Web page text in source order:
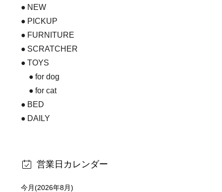
NEW
PICKUP
FURNITURE
SCRATCHER
TOYS
for dog
for cat
BED
DAILY
営業日カレンダー
今月(2026年8月)